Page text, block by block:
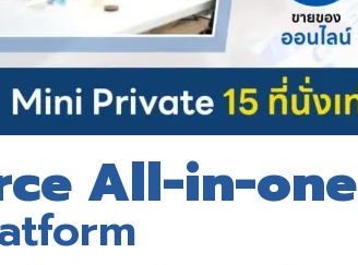
All-in-one